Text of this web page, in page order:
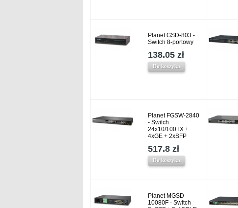
Planet GSD-803 -
Switch 8-portowy
138.05 zł
Do koszyka
Planet FGSW-2840
- Switch
24x10/100TX +
4xGE + 2xSFP
517.8 zł
Do koszyka
Planet MGSD-
10080F - Switch